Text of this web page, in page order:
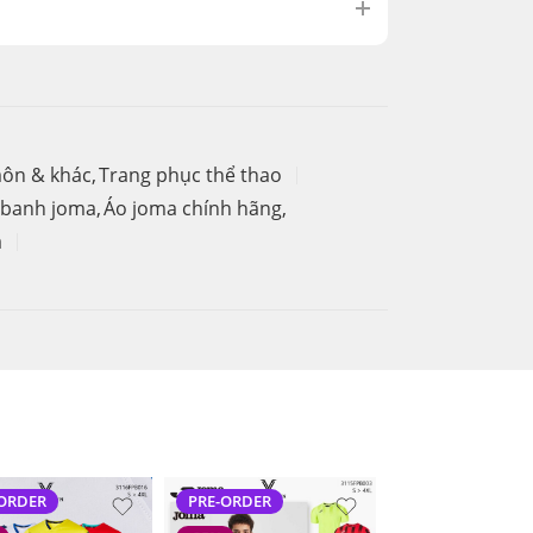
& khác,Trang phục thể thao
joma,Áo joma chính hãng,
PRE-ORDER